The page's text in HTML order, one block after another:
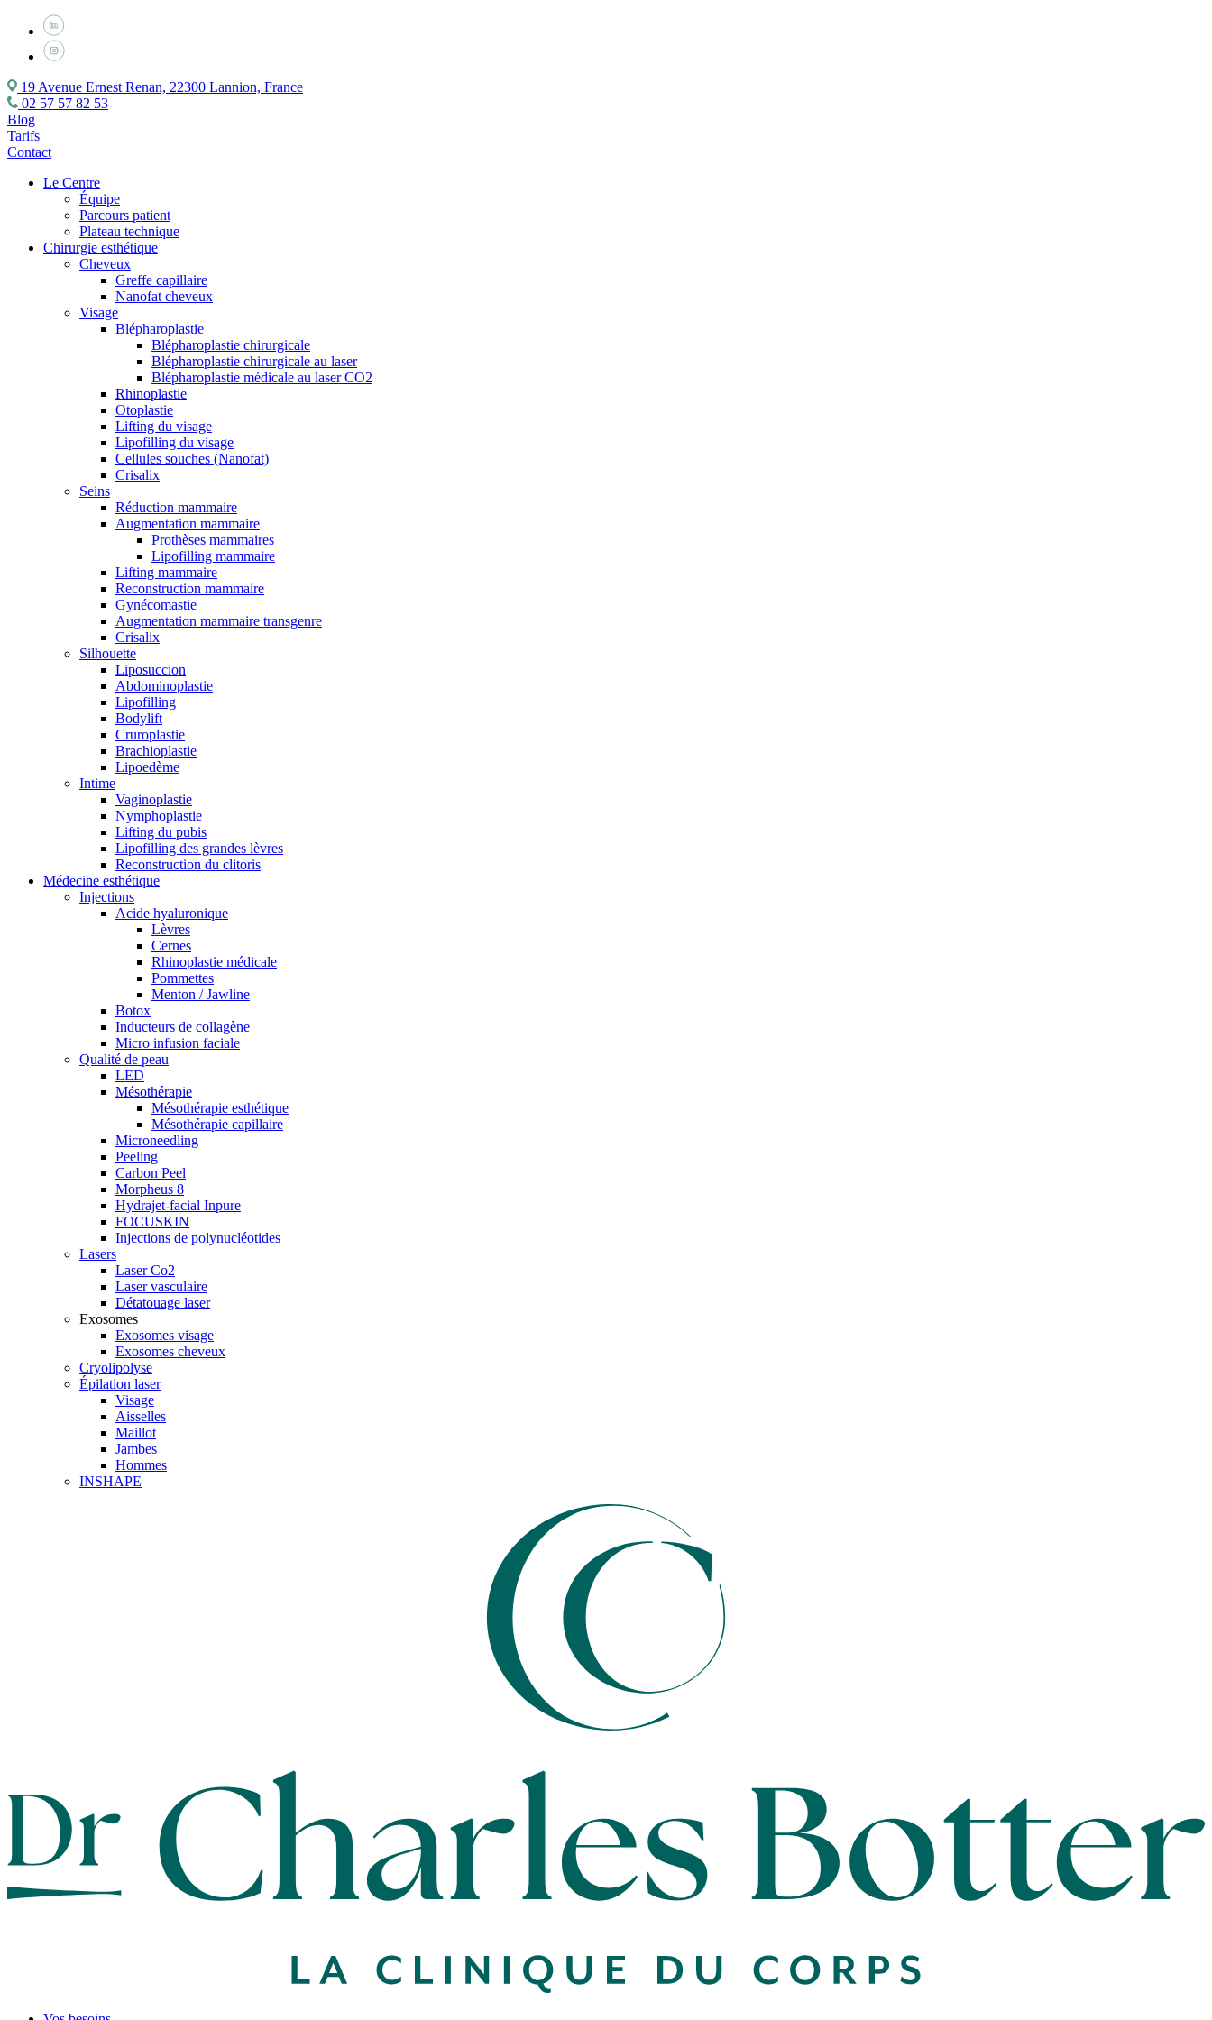
19 Avenue Ernest Renan, 22300 Lannion, France
02 57 57 82 53
Blog
Tarifs
Contact
Le Centre
Équipe
Parcours patient
Plateau technique
Chirurgie esthétique
Cheveux
Greffe capillaire
Nanofat cheveux
Visage
Blépharoplastie
Blépharoplastie chirurgicale
Blépharoplastie chirurgicale au laser
Blépharoplastie médicale au laser CO2
Rhinoplastie
Otoplastie
Lifting du visage
Lipofilling du visage
Cellules souches (Nanofat)
Crisalix
Seins
Réduction mammaire
Augmentation mammaire
Prothèses mammaires
Lipofilling mammaire
Lifting mammaire
Reconstruction mammaire
Gynécomastie
Augmentation mammaire transgenre
Crisalix
Silhouette
Liposuccion
Abdominoplastie
Lipofilling
Bodylift
Cruroplastie
Brachioplastie
Lipoedème
Intime
Vaginoplastie
Nymphoplastie
Lifting du pubis
Lipofilling des grandes lèvres
Reconstruction du clitoris
Médecine esthétique
Injections
Acide hyaluronique
Lèvres
Cernes
Rhinoplastie médicale
Pommettes
Menton / Jawline
Botox
Inducteurs de collagène
Micro infusion faciale
Qualité de peau
LED
Mésothérapie
Mésothérapie esthétique
Mésothérapie capillaire
Microneedling
Peeling
Carbon Peel
Morpheus 8
Hydrajet-facial Inpure
FOCUSKIN
Injections de polynucléotides
Lasers
Laser Co2
Laser vasculaire
Détatouage laser
Exosomes
Exosomes visage
Exosomes cheveux
Cryolipolyse
Épilation laser
Visage
Aisselles
Maillot
Jambes
Hommes
INSHAPE